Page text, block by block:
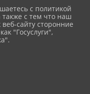
с политикой
с тем что наш
сайту сторонние
"Госуслуги",